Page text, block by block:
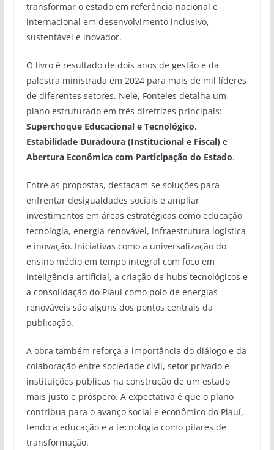
transformar o estado em referência nacional e
internacional em desenvolvimento inclusivo,
sustentável e inovador.
O livro é resultado de dois anos de gestão e da
palestra ministrada em 2024 para mais de mil líderes
de diferentes setores. Nele, Fonteles detalha um
plano estruturado em três diretrizes principais:
Superchoque Educacional e Tecnológico,
Estabilidade Duradoura (Institucional e Fiscal)e
Abertura Econômica com Participação do Estado.
Entre as propostas, destacam-se soluções para
enfrentar desigualdades sociais e ampliar
investimentos em áreas estratégicas como educação,
tecnologia, energia renovável, infraestrutura logística
e inovação. Iniciativas como a universalização do
ensino médio em tempo integral com foco em
inteligência artificial, a criação de hubs tecnológicos e
a consolidação do Piauí como polo de energias
renováveis são alguns dos pontos centrais da
publicação.
A obra também reforça a importância do diálogo e da
colaboração entre sociedade civil, setor privado e
instituições públicas na construção de um estado
mais justo e próspero. A expectativa é que o plano
contribua para o avanço social e econômico do Piauí,
tendo a educação e a tecnologia como pilares de
transformação.